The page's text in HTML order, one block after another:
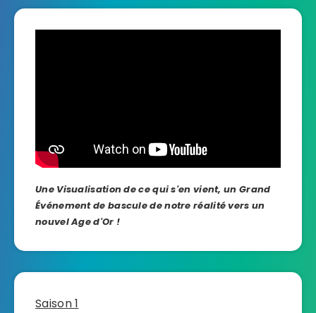
Une Visualisation de ce qui s'en vient, un Grand
Événement de bascule de notre réalité vers un
nouvel Age d'Or !
Saison 1